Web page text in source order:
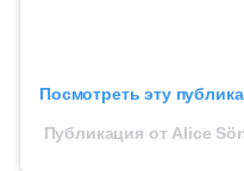
Посмотреть эту
Публикация от Alice